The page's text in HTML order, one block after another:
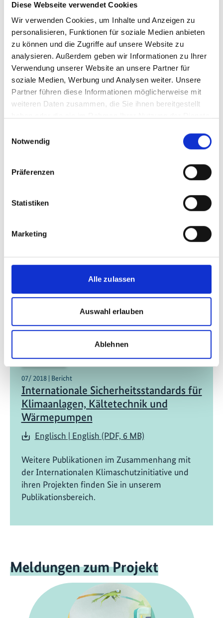
Diese Webseite verwendet Cookies
Wir verwenden Cookies, um Inhalte und Anzeigen zu
personalisieren, Funktionen für soziale Medien anbieten
zu können und die Zugriffe auf unsere Website zu
analysieren. Außerdem geben wir Informationen zu Ihrer
Verwendung unserer Website an unsere Partner für
soziale Medien, Werbung und Analysen weiter. Unsere
Partner führen diese Informationen möglicherweise mit
weiteren Daten zusammen, die Sie ihnen bereitgestellt
Notwendig
Präferenzen
Statistiken
Marketing
Alle zulassen
Auswahl erlauben
Ablehnen
Grüne Technologie für Hotels: Kühlen mit
Zimtholz
Publikationen zum Projekt
Green Cooling Initiative
Deutsch (PDF, 2 MB, barrierefrei)
07/ 2018 | Bericht
Internationale Sicherheitsstandards für
Klimaanlagen, Kältetechnik und
Wärmepumpen
Englisch | English (PDF, 6 MB)
Weitere Publikationen im Zusammenhang mit
der Internationalen Klimaschutzinitiative und
ihren Projekten finden Sie in unserem
Publikationsbereich.
Meldungen zum Projekt